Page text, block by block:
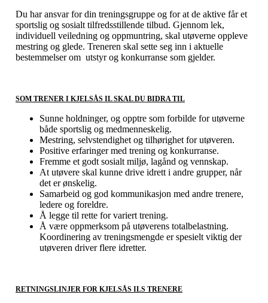
Du har ansvar for din treningsgruppe og for at de aktive får et
sportslig og sosialt tilfredsstillende tilbud. Gjennom lek,
individuell veiledning og oppmuntring, skal utøverne oppleve
mestring og glede. Treneren skal sette seg inn i aktuelle
bestemmelser om utstyr og konkurranse som gjelder.
SOM TRENER I KJELSÅS IL SKAL DU BIDRA TIL
Sunne holdninger, og opptre som forbilde for utøverne
både sportslig og medmenneskelig.
Mestring, selvstendighet og tilhørighet for utøveren.
Positive erfaringer med trening og konkurranse.
Fremme et godt sosialt miljø, lagånd og vennskap.
At utøvere skal kunne drive idrett i andre grupper, når
det er ønskelig.
Samarbeid og god kommunikasjon med andre trenere,
ledere og foreldre.
Å legge til rette for variert trening.
Å være oppmerksom på utøverens totalbelastning.
Koordinering av treningsmengde er spesielt viktig der
utøveren driver flere idretter.
RETNINGSLINJER FOR KJELSÅS ILS TRENERE